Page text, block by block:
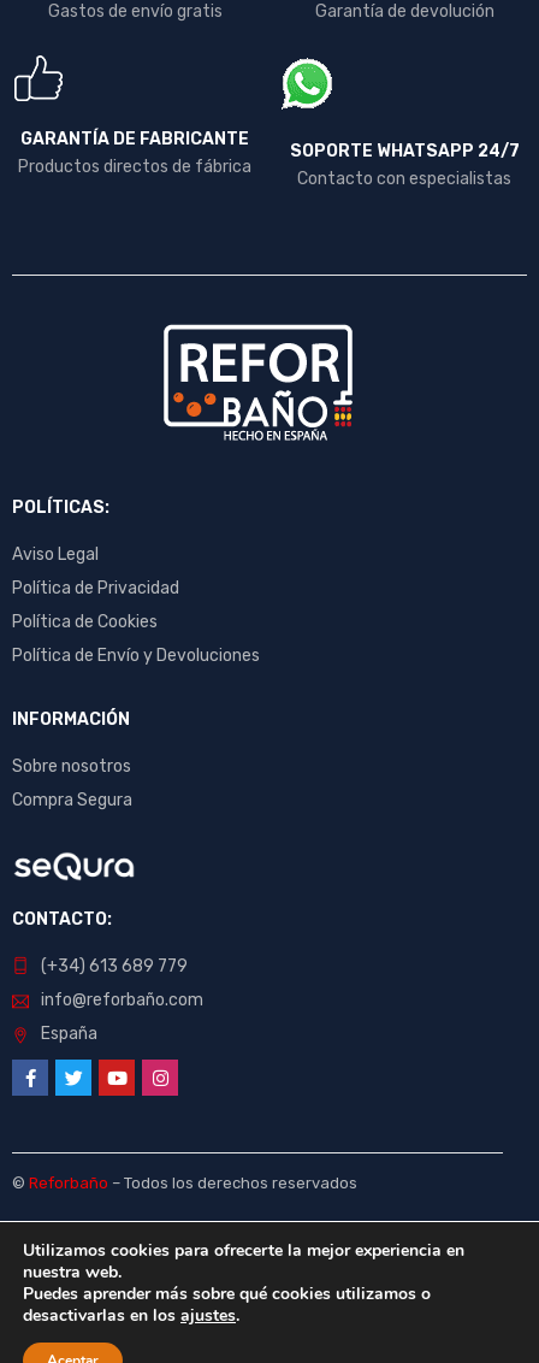
Gastos de envío gratis
Garantía de devolución
GARANTÍA DE FABRICANTE
Productos directos de fábrica
SOPORTE WHATSAPP 24/7
Contacto con especialistas
POLÍTICAS:
Aviso Legal
Política de Privacidad
Política de Cookies
Política de Envío y Devoluciones
INFORMACIÓN
Sobre nosotros
Compra Segura
CONTACTO:
(+34) 613 689 779
info@reforbaño.com
España
© Reforbaño – Todos los derechos reservados
Utilizamos cookies para ofrecerte la mejor experiencia en
nuestra web.
Puedes aprender más sobre qué cookies utilizamos o
desactivarlas en los ajustes.